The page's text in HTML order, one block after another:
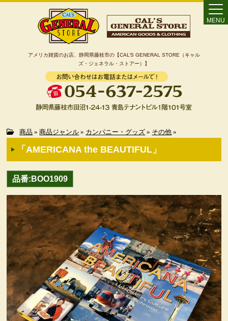
アメリカ雑貨のお店、静岡県藤枝市の【CAL’S GENERAL STORE（キャル
ズ・ジェネラル・ストアー）】
MENU
Home
特定商取引法に基づく表記
カテゴリー検索
ヴィンテージ・グッズ
LIFE誌 企業広告切り抜き
ファイヤーキング他
商品 » 商品ジャンル » カンパニー・グッズ » その他 »
「AMERICANA the BEAUTIFUL」
品番:BOO1909